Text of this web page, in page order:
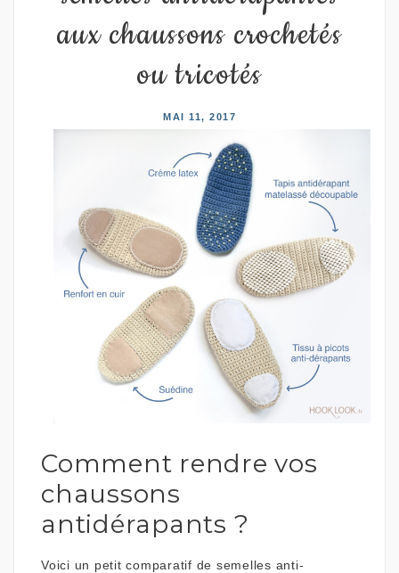
aux chaussons crochetés
ou tricotés
MAI 11, 2017
Comment rendre vos
chaussons
antidérapants ?
Voici un petit comparatif de semelles anti-